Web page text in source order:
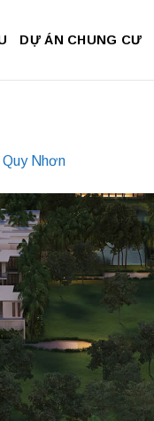
DỰ ÁN CHUNG CƯ
Nhơn